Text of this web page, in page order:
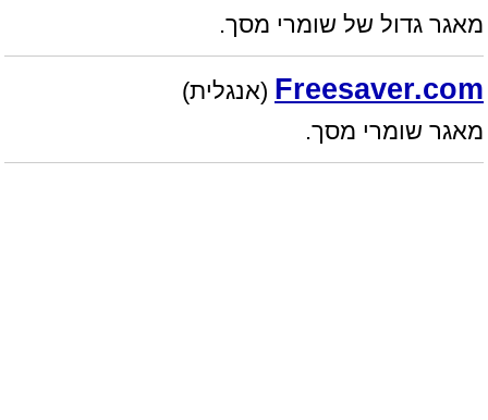
מאגר גדול של שומרי מסך.
Freesaver.com (אנגלית)
מאגר שומרי מסך.